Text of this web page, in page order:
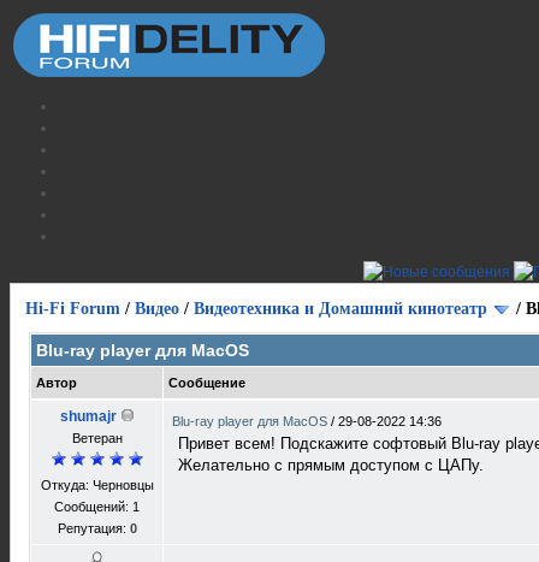
Hi-Fi Forum / Видео / Видеотехника и Домашний кинотеатр /
Blu-ray player для MacOS
Автор Сообщение
shumajr
Ветеран
Откуда: Черновцы
Сообщений: 1
Репутация: 0
Blu-ray player для MacOS / 29-08-2022 14:36
Привет всем! Подскажите софтовый Blu-ray
Желательно с прямым доступом с ЦАПу.